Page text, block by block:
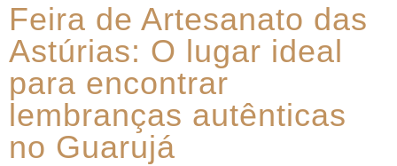
Feira de Artesanato das
Astúrias: O lugar ideal
para encontrar
lembranças autênticas
no Guarujá